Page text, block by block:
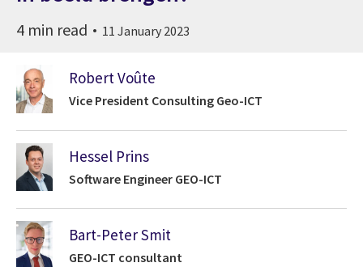
4 min read 11 January 2023
Robert Voûte
Vice President Consulting Geo-ICT
Hessel Prins
Software Engineer GEO-ICT
Bart-Peter Smit
GEO-ICT consultant